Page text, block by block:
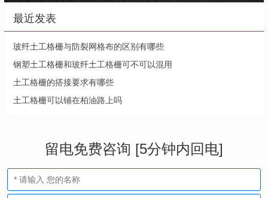
最近发表
玻纤土工格栅与防裂网格布的区别有哪些
钢塑土工格栅和玻纤土工格栅可不可以混用
土工格栅的搭接要求有哪些
土工格栅可以铺在柏油路上吗
留电免费咨询 [5分钟内回电]